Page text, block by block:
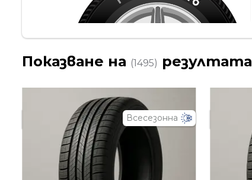
Показване на (1495) резултата
Всесезонна